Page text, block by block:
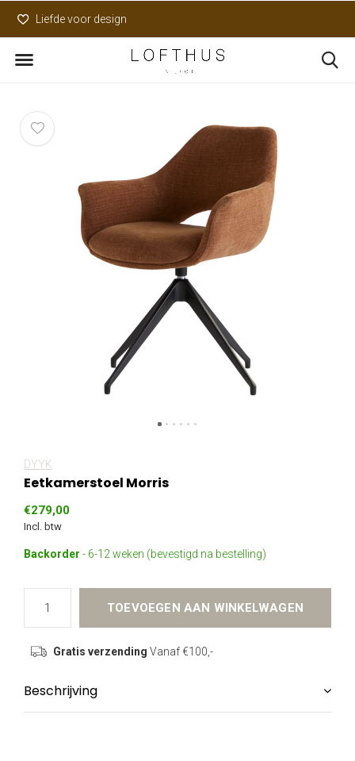
Liefde voor design
DYYK
Eetkamerstoel Morris
€279,00
Incl. btw
Backorder - 6-12 weken (bevestigd na bestelling)
TOEVOEGEN AAN WINKELWAGEN
Gratis verzending Vanaf €100,-
Beschrijving